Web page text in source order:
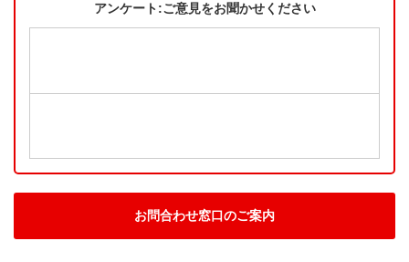
アンケート:ご意見をお聞かせください
お問合わせ窓口のご案内